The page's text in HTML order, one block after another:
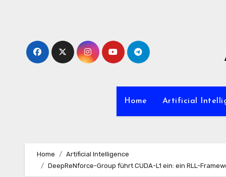
Home Artificial
Home
Artificial Intelligence
DeepReNforce-Group führt CUDA-L1 ein: ein RLL-